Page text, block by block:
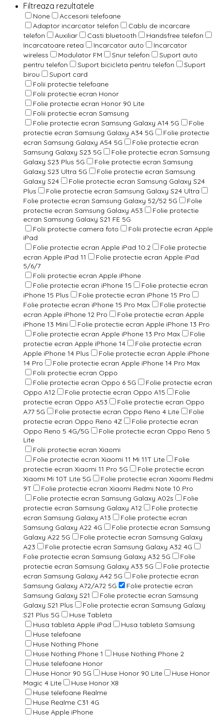
Filtreaza rezultatele
None
Accesorii telefoane
Adaptor incarcator telefon
Cablu de incarcare
telefon
Auxiliar Casti bluetooth
Handsfree telefon
Incarcatoare retea
Incarcator auto
Incarcator
wireless
Modulator FM Snur telefon
Suport auto
pentru telefon
Suport bicicleta pentru telefon
Suport
birou
Suport card
Folii protectie telefoane
Folii protectie ecran Honor
Folie protectie ecran Honor 90 Lite
Folii protectie ecran Samsung
Folie protectie ecran Samsung Galaxy A14 5G
Folie
protectie ecran Samsung Galaxy A34 5G
Folie protectie
ecran Samsung Galaxy A54 5G
Folie protectie ecran
Samsung Galaxy S23 5G
Folie protectie ecran Samsung
Galaxy S23 Plus 5G
Folie protectie ecran Samsung
Galaxy S23 Ultra 5G
Folie protectie ecran Samsung
Galaxy S24
Folie protectie ecran Samsung Galaxy S24
Plus
Folie protectie ecran Samsung Galaxy S24 Ultra
Folie protectie ecran Samsung Galaxy 52/52 5G
Folie
protectie ecran Samsung Galaxy A53
Folie protectie
ecran Samsung Galaxy S21 FE 5G
Folii protectie camera foto
Folii protectie ecran Apple
iPad
Folie protectie ecran Apple iPad 10.2
Folie protectie
ecran Apple iPad 11
Folie protectie ecran Apple iPad
5/6/7
Folii protectie ecran Apple iPhone
Folie protectie ecran iPhone 15
Folie protectie ecran
iPhone 15 Plus
Folie protectie ecran iPhone 15 Pro
Folie protectie ecran iPhone 15 Pro Max
Folie protectie
ecran Apple iPhone 12 Pro
Folie protectie ecran Apple
iPhone 13 Mini
Folie protectie ecran Apple iPhone 13 Pro
Folie protectie ecran Apple iPhone 13 Pro Max
Folie
protectie ecran Apple iPhone 14
Folie protectie ecran
Apple iPhone 14 Plus
Folie protectie ecran Apple iPhone
14 Pro
Folie protectie ecran Apple iPhone 14 Pro Max
Folii protectie ecran Oppo
Folie protectie ecran Oppo 6 5G
Folie protectie ecran
Oppo A12
Folie protectie ecran Oppo A15
Folie
protectie ecran Oppo A53
Folie protectie ecran Oppo
A77 5G
Folie protectie ecran Oppo Reno 4 Lite
Folie
protectie ecran Oppo Reno 4Z
Folie protectie ecran
Oppo Reno 5 4G/5G
Folie protectie ecran Oppo Reno 5
Lite
Folii protectie ecran Xiaomi
Folie protectie ecran Xiaomi 11 Mi 11T Lite
Folie
protectie ecran Xiaomi 11 Pro 5G
Folie protectie ecran
Xiaomi Mi 10T Lite 5G
Folie protectie ecran Xiaomi Redmi
9T
Folie protectie ecran Xiaomi Redmi Note 10 Pro
Folie protectie ecran Samsung Galaxy A02s
Folie
protectie ecran Samsung Galaxy A12
Folie protectie
ecran Samsung Galaxy A13
Folie protectie ecran
Samsung Galaxy A22 4G
Folie protectie ecran Samsung
Galaxy A22 5G
Folie protectie ecran Samsung Galaxy
A23
Folie protectie ecran Samsung Galaxy A32 4G
Folie protectie ecran Samsung Galaxy A32 5G
Folie
protectie ecran Samsung Galaxy A33 5G
Folie protectie
ecran Samsung Galaxy A42 5G
Folie protectie ecran
Samsung Galaxy A72/A72 5G
Folie protectie ecran
Samsung Galaxy S21
Folie protectie ecran Samsung
Galaxy S21 Plus
Folie protectie ecran Samsung Galaxy
S21 Plus 5G
Huse Tableta
Husa tableta Apple iPad
Husa tableta Samsung
Huse telefoane
Huse Nothing Phone
Huse Nothing Phone 1
Huse Nothing Phone 2
Huse telefoane Honor
Huse Honor 90 5G
Huse Honor 90 Lite
Huse Honor
Magic 4 Lite
Huse Honor X8
Huse telefoane Realme
Huse Realme C31 4G
Huse Apple iPhone